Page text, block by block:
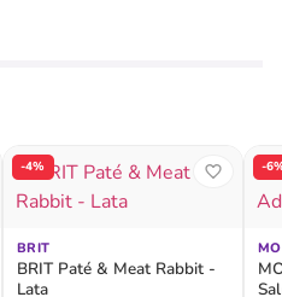
-4%
BRIT
BRIT Paté & Meat Rabbit -
Lata
-